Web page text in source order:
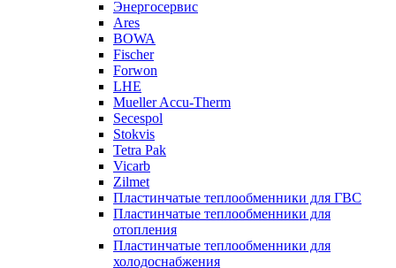
Энергосервис
Ares
BOWA
Fischer
Forwon
LHE
Mueller Accu-Therm
Secespol
Stokvis
Tetra Pak
Vicarb
Zilmet
Пластинчатые теплообменники для ГВС
Пластинчатые теплообменники для
отопления
Пластинчатые теплообменники для
холодоснабжения